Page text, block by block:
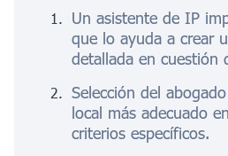
Un asistente de IP
que lo ayuda a crear
detallada en cuestión
Selección del
local más adecuado
criterios específicos.